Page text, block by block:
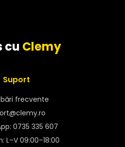
cu Clemy
Suport
frecvente
0735 335 607
L–V 09:00–18:00